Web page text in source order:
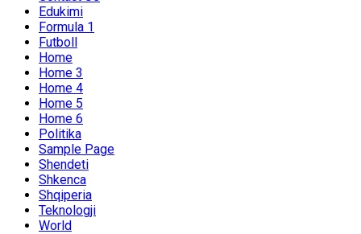
Edukimi
Formula 1
Futboll
Home
Home 3
Home 4
Home 5
Home 6
Politika
Sample Page
Shendeti
Shkenca
Shqiperia
Teknologji
World